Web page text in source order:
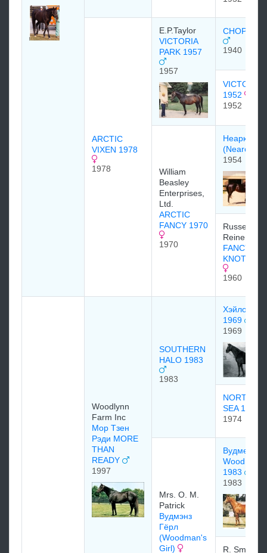
ARCTIC
VIXEN 1978
1978
E.P.Taylor
VICTORIA
PARK 1957
1957
CHOP
1940
1952
1952
William
Beasley
Enterprises,
Ltd.
ARCTIC
FANCY 1970
1970
Неарктик
(Nearctic)
1954
Russell L.
Reineman
FANCY
KNOT1960
1960
Woodlynn
Farm Inc
Мор Тзен
Рэди MORE
THAN
READY
1997
SOUTHERN
HALO 1983
1983
Хэйло
1969
1969
SEA 1974
1974
Mrs. O. M.
Patrick
Вудмэнз
Гёрл
(Woodman's
Girl)
Вудмен
Woodman
1983
1983
R. Smiser